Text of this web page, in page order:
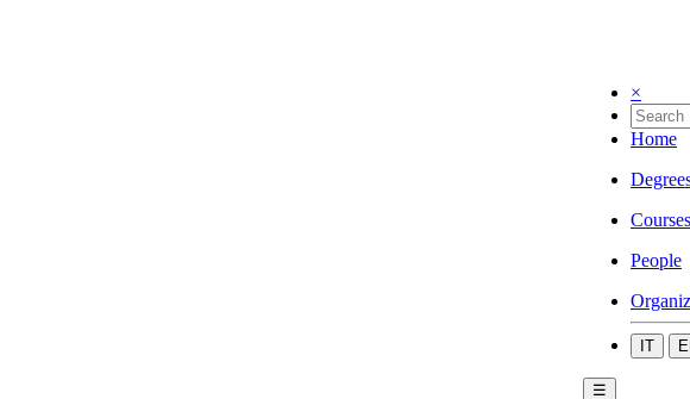
×
Home
Courses
People
IT
☰